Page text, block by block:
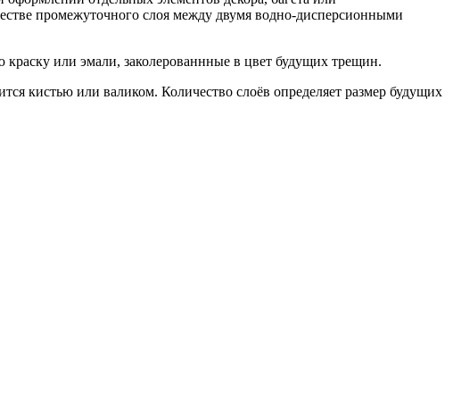
промежуточного слоя между двумя водно-дисперсионными
или эмали, заколерованнные в цвет будущих трещин.
кистью или валиком. Количество слоёв определяет размер будущих